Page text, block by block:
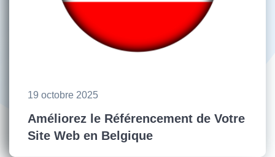
19 octobre 2025
Améliorez le Référencement de Votre
Site Web en Belgique